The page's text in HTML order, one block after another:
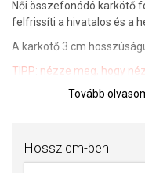
Női összefonódó karkötő
felfrissíti a hivatalos és a
A karkötő 3 cm
TIPP: nézze meg, hogy
Karkötő. Anyaga: 925/
Karkötő mérete: 5 x 2 mm
Tovább
Hossz cm-ben